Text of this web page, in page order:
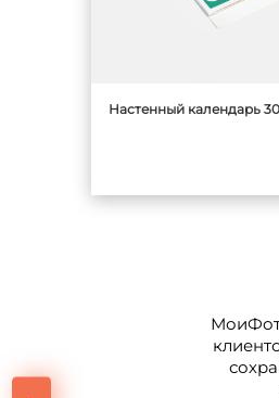
Настенный календарь